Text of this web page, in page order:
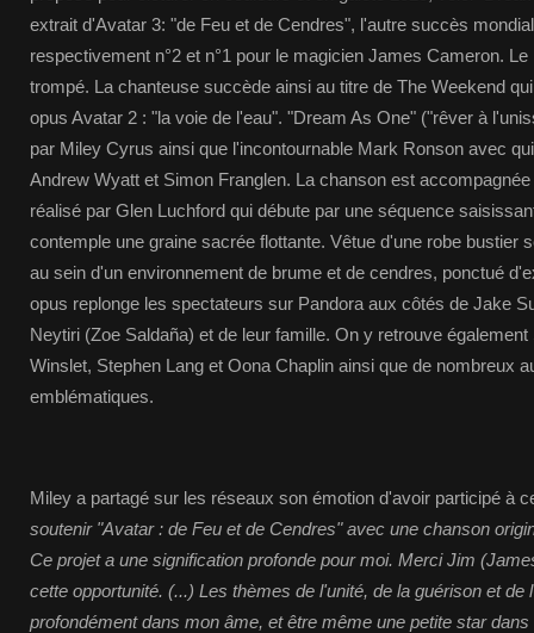
extrait d'Avatar 3: "de Feu et de Cendres", l'autre succès
respectivement n°2 et n°1 pour le magicien James Cameron.
trompé. La chanteuse succède ainsi au titre de The Weekend
opus Avatar 2 : "la voie de l'eau". "Dream As One" ("rêver à
par Miley Cyrus ainsi que l'incontournable Mark Ronson avec
Andrew Wyatt et Simon Franglen. La chanson est
réalisé par Glen Luchford qui débute par une séquence
contemple une graine sacrée flottante. Vêtue d'une robe bustier
au sein d'un environnement de brume et de cendres, ponctué
opus replonge les spectateurs sur Pandora aux côtés de Jake
Neytiri (Zoe Saldaña) et de leur famille. On y retrouve
Winslet, Stephen Lang et Oona Chaplin ainsi que de nombreux
emblématiques.
Miley a partagé sur les réseaux son émotion d'avoir participé à
soutenir "Avatar : de Feu et de Cendres" avec une chanson
Ce projet a une signification profonde pour moi. Merci Jim
cette opportunité. (...) Les thèmes de l'unité, de la guérison et de
profondément dans mon âme, et être même une petite star